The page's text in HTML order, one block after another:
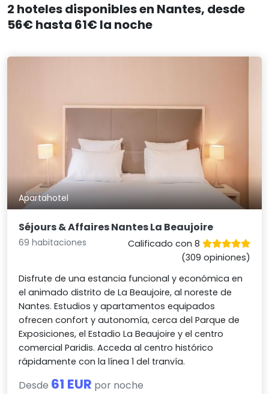
2 hoteles disponibles en Nantes, desde
56€ hasta 61€ la noche
Apartahotel
Séjours & Affaires Nantes La Beaujoire
69 habitaciones
Calificado con 8
(309 opiniones)
Disfrute de una estancia funcional y económica en
el animado distrito de La Beaujoire, al noreste de
Nantes. Estudios y apartamentos equipados
ofrecen confort y autonomía, cerca del Parque de
Exposiciones, el Estadio La Beaujoire y el centro
comercial Paridis. Acceda al centro histórico
rápidamente con la línea 1 del tranvía.
Desde 61 EUR por noche